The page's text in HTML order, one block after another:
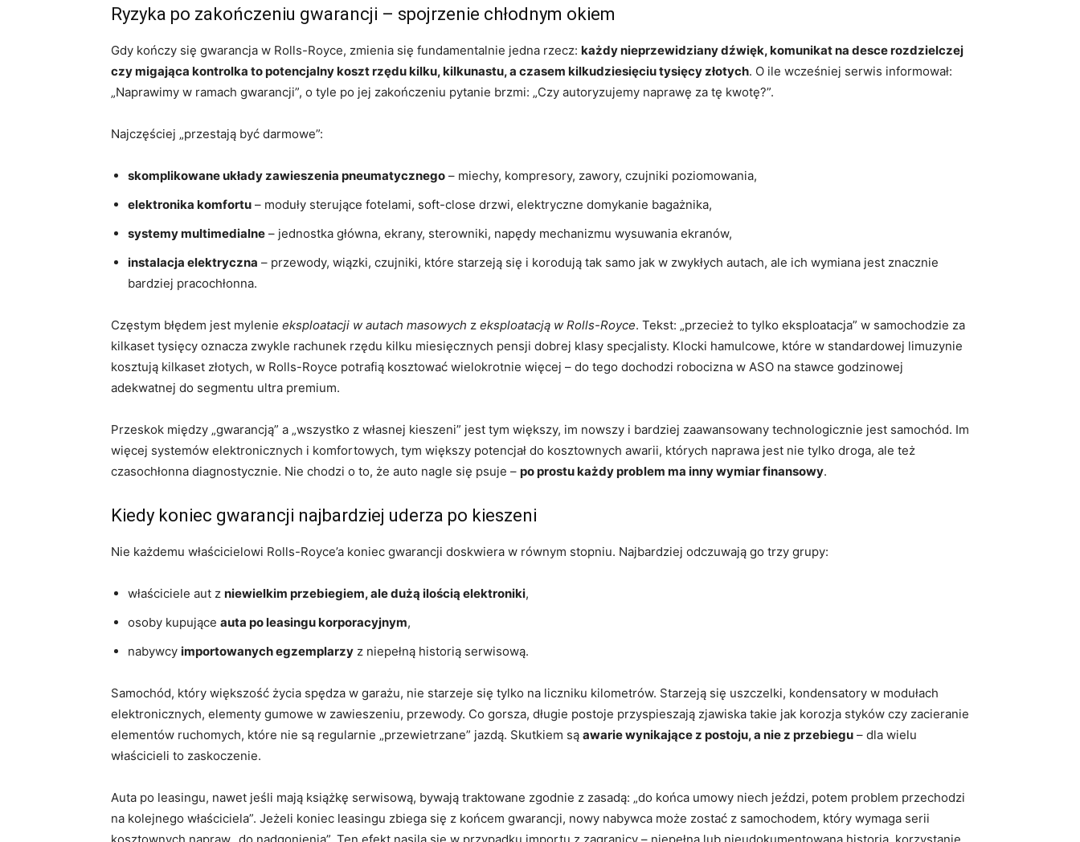
Ryzyka po zakończeniu gwarancji – spojrzenie chłodnym okiem
Gdy kończy się gwarancja w Rolls-Royce, zmienia się fundamentalnie jedna rzecz: każdy nieprzewidziany dźwięk, komunikat na desce rozdzielczej
czy migająca kontrolka to potencjalny koszt rzędu kilku, kilkunastu, a czasem kilkudziesięciu tysięcy złotych. O ile wcześniej serwis informował:
„Naprawimy w ramach gwarancji”, o tyle po jej zakończeniu pytanie brzmi: „Czy autoryzujemy naprawę za tę kwotę?”.
Najczęściej „przestają być darmowe”:
skomplikowane układy zawieszenia pneumatycznego – miechy, kompresory, zawory, czujniki poziomowania,
elektronika komfortu – moduły sterujące fotelami, soft-close drzwi, elektryczne domykanie bagażnika,
systemy multimedialne – jednostka główna, ekrany, sterowniki, napędy mechanizmu wysuwania ekranów,
instalacja elektryczna – przewody, wiązki, czujniki, które starzeją się i korodują tak samo jak w zwykłych autach, ale ich wymiana jest znacznie
bardziej pracochłonna.
Częstym błędem jest mylenie eksploatacji w autach masowych z eksploatacją w Rolls-Royce. Tekst: „przecież to tylko eksploatacja” w samochodzie za
kilkaset tysięcy oznacza zwykle rachunek rzędu kilku miesięcznych pensji dobrej klasy specjalisty. Klocki hamulcowe, które w standardowej limuzynie
kosztują kilkaset złotych, w Rolls-Royce potrafią kosztować wielokrotnie więcej – do tego dochodzi robocizna w ASO na stawce godzinowej
adekwatnej do segmentu ultra premium.
Przeskok między „gwarancją” a „wszystko z własnej kieszeni” jest tym większy, im nowszy i bardziej zaawansowany technologicznie jest samochód. Im
więcej systemów elektronicznych i komfortowych, tym większy potencjał do kosztownych awarii, których naprawa jest nie tylko droga, ale też
czasochłonna diagnostycznie. Nie chodzi o to, że auto nagle się psuje – po prostu każdy problem ma inny wymiar finansowy.
Kiedy koniec gwarancji najbardziej uderza po kieszeni
Nie każdemu właścicielowi Rolls-Royce’a koniec gwarancji doskwiera w równym stopniu. Najbardziej odczuwają go trzy grupy:
właściciele aut z niewielkim przebiegiem, ale dużą ilością elektroniki,
osoby kupujące auta po leasingu korporacyjnym,
nabywcy importowanych egzemplarzy z niepełną historią serwisową.
Samochód, który większość życia spędza w garażu, nie starzeje się tylko na liczniku kilometrów. Starzeją się uszczelki, kondensatory w modułach
elektronicznych, elementy gumowe w zawieszeniu, przewody. Co gorsza, długie postoje przyspieszają zjawiska takie jak korozja styków czy zacieranie
elementów ruchomych, które nie są regularnie „przewietrzane” jazdą. Skutkiem są awarie wynikające z postoju, a nie z przebiegu – dla wielu
właścicieli to zaskoczenie.
Auta po leasingu, nawet jeśli mają książkę serwisową, bywają traktowane zgodnie z zasadą: „do końca umowy niech jeździ, potem problem przechodzi
na kolejnego właściciela”. Jeżeli koniec leasingu zbiega się z końcem gwarancji, nowy nabywca może zostać z samochodem, który wymaga serii